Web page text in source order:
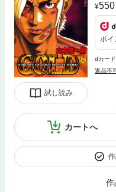
試し読み
550
ポイ
dカー
返品不
カートへ
作